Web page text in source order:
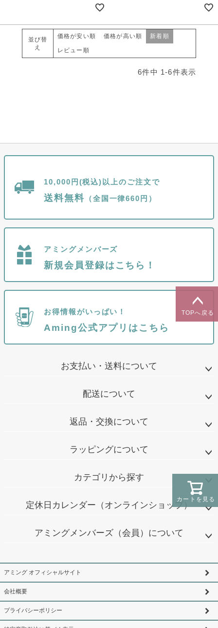
並び替
え
価格が安い順 価格が高い順 新着順
レビュー順
6件中 1-6件表示
カートを見る
TOPへ戻る
10,000円(税込)以上のご注文で
送料無料 （全国一律660円）
アミングメンバーズ
新規会員登録はこちら！
お得情報がいっぱい！
Aming公式アプリはこちら
お支払い・送料について
配送について
返品・交換について
ラッピングについて
カテゴリから探す
定休日カレンダー（オンラインショップ）
アミングメンバーズ（会員）について
アミング オフィシャルサイト
会社概要
プライバシーポリシー